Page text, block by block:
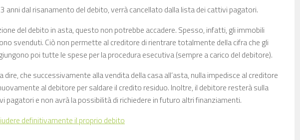
anni dal risanamento del debito, verrà cancellato dalla lista dei cattivi pagatori.
del debito in asta, questo non potrebbe accadere. Spesso, infatti, gli immobili
svenduti. Ciò non permette al creditore di rientrare totalmente della cifra che gli
poi tutte le spese per la procedura esecutiva (sempre a carico del debitore).
dire, che successivamente alla vendita della casa all’asta, nulla impedisce al creditore
al debitore per saldare il credito residuo. Inoltre, il debitore resterà sulla
pagatori e non avrà la possibilità di richiedere in futuro altri finanziamenti.
definitivamente il proprio debito